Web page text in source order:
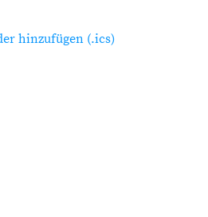
hinzufügen (.ics)